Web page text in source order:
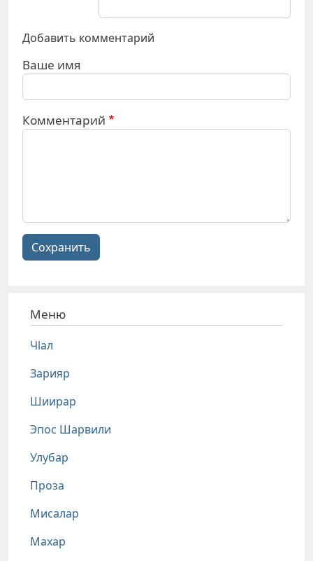
Добавить комментарий
Ваше имя
Комментарий
Сохранить
Меню
Чlал
Зарияр
Шиирар
Эпос Шарвили
Улубар
Проза
Мисалар
Махар